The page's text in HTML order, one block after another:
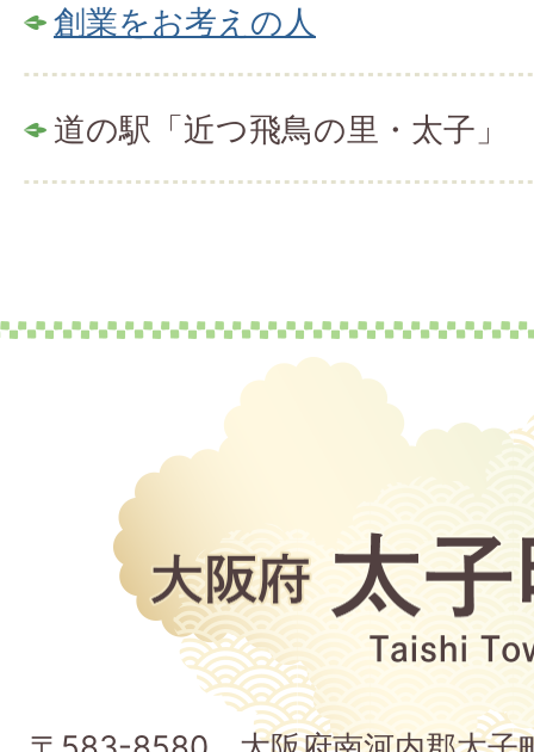
創業をお考えの人
道の駅「近つ飛鳥の里・太子」